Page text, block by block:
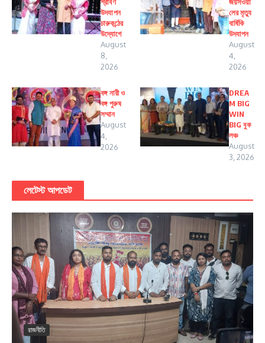
উদযাপন
চারুকন্ঠের
উদ্যোগে
August
8,
2026
লের মৃত্যু
বার্ষিকি
উদযাপন
August
4,
2026
বঙ্গ নারী ও
বঙ্গ পুরুষ
সম্মান
August
4,
2026
DREA
M BIG
WIN
BIG বুক
লঞ্চ
August
3, 2026
লেটেস্ট আপডেট
রাজনীতি